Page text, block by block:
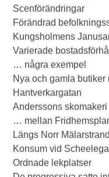
Scenförändringar
Förändrad
Kungsholmens
Varierade
… några exempel
Nya och gamla butiker
Hantverkargatan
Anderssons skomakeri
… mellan
Längs Norr Mälarstrand
Konsum vid
Ordnade lekplatser